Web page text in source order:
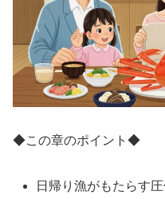
◆この章のポイント◆
日帰り漁がもたらす